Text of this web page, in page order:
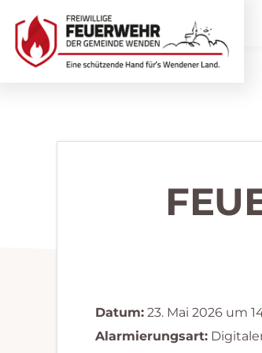
Hauptnavigation
springen
Inhalt
springen
Datum: 23. Mai 2026 um
Alarmierungsart: